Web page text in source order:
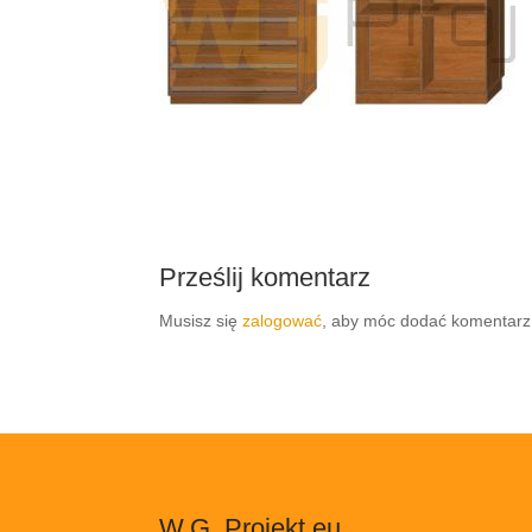
Prześlij komentarz
Musisz sięzalogować, aby móc dodać